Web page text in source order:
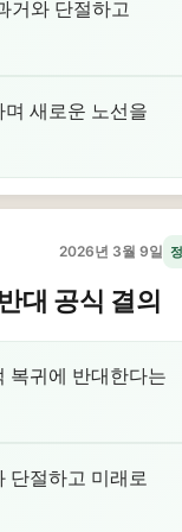
거와 단절하고
새로운 노선을
2026년 3월 9일
대 공식 결의
복귀에 반대한다는
단절하고 미래로